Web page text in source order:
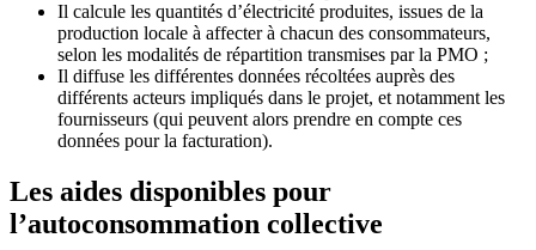
Il calcule les quantités d’électricité produites, issues de la
production locale à affecter à chacun des consommateurs,
selon les modalités de répartition transmises par la PMO ;
Il diffuse les différentes données récoltées auprès des
différents acteurs impliqués dans le projet, et notamment les
fournisseurs (qui peuvent alors prendre en compte ces
données pour la facturation).
Les aides disponibles pour
l’autoconsommation collective